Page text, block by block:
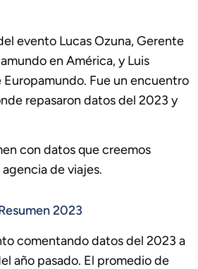
evento Lucas Ozuna, Gerente
en América, y Luis
Fue un encuentro
repasaron datos del 2023 y
con datos que creemos
de viajes.
2023
comentando datos del 2023 a
año pasado. El promedio de